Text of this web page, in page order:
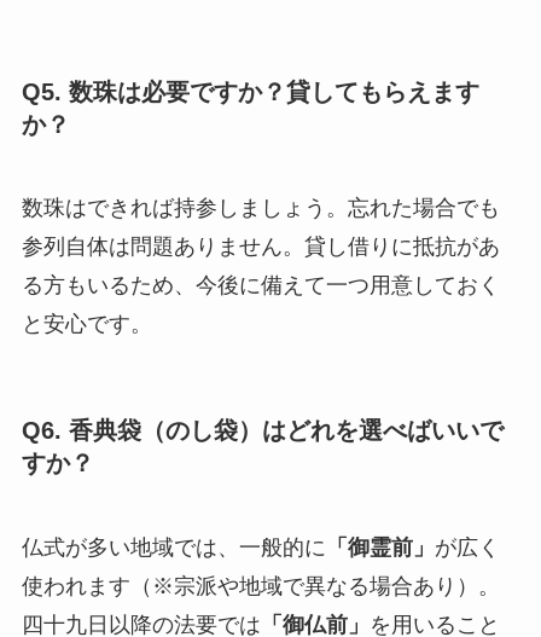
Q5. 数珠は必要ですか？貸してもらえます
か？
数珠はできれば持参しましょう。忘れた場合でも
参列自体は問題ありません。貸し借りに抵抗があ
る方もいるため、今後に備えて一つ用意しておく
と安心です。
Q6. 香典袋（のし袋）はどれを選べばいいで
すか？
仏式が多い地域では、一般的に 「御霊前」 が広く
使われます（※宗派や地域で異なる場合あり）。
四十九日以降の法要では 「御仏前」 を用いること